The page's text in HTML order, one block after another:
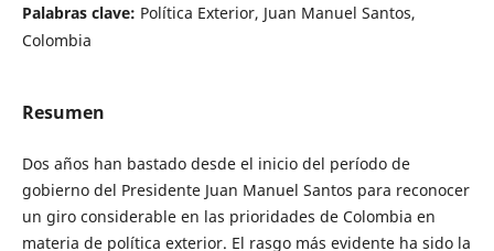
Palabras clave: Política Exterior, Juan Manuel Santos,
Colombia
Resumen
Dos años han bastado desde el inicio del período de
gobierno del Presidente Juan Manuel Santos para reconocer
un giro considerable en las prioridades de Colombia en
materia de política exterior. El rasgo más evidente ha sido la